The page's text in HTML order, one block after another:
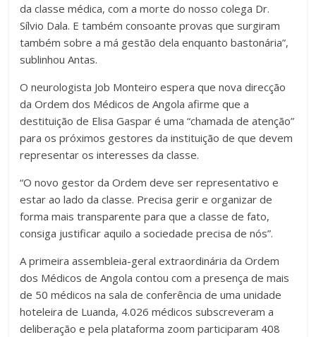
da classe médica, com a morte do nosso colega Dr.
Sílvio Dala. E também consoante provas que surgiram
também sobre a má gestão dela enquanto bastonária”,
sublinhou Antas.
O neurologista Job Monteiro espera que nova direcção
da Ordem dos Médicos de Angola afirme que a
destituição de Elisa Gaspar é uma “chamada de atenção”
para os próximos gestores da instituição de que devem
representar os interesses da classe.
“O novo gestor da Ordem deve ser representativo e
estar ao lado da classe. Precisa gerir e organizar de
forma mais transparente para que a classe de fato,
consiga justificar aquilo a sociedade precisa de nós”.
A primeira assembleia-geral extraordinária da Ordem
dos Médicos de Angola contou com a presença de mais
de 50 médicos na sala de conferência de uma unidade
hoteleira de Luanda, 4.026 médicos subscreveram a
deliberação e pela plataforma zoom participaram 408